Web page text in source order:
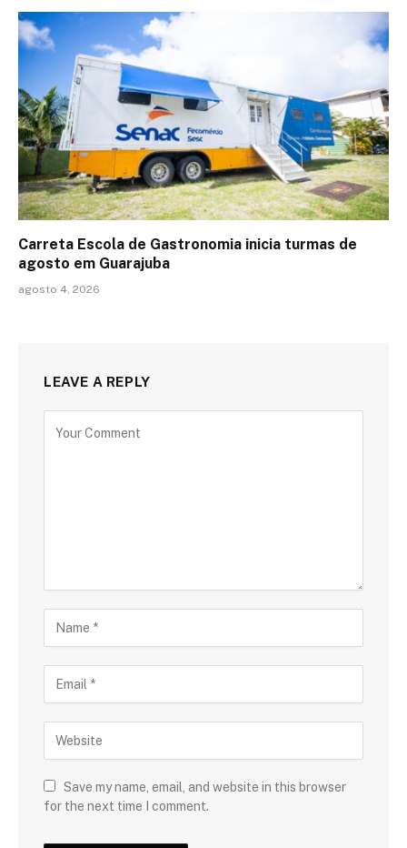
Carreta Escola de Gastronomia inicia turmas de
agosto em Guarajuba
agosto 4, 2026
LEAVE A REPLY
Save my name, email, and website in this browser
for the next time I comment.